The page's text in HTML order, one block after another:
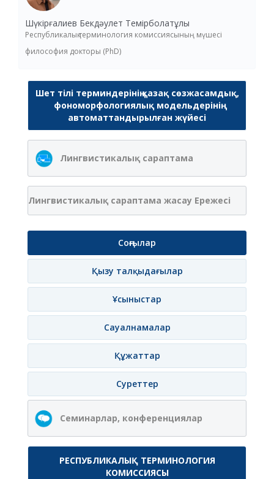
Шүкірғалиев Бекдәулет Темірболатұлы
Республикалық терминология комиссиясының мүшесі
философия докторы (PhD)
Шет тілі терминдерінің қазақ сөзжасамдық,
фономорфологиялық модельдерінің
автоматтандырылған жүйесі
Лингвистикалық сараптама
Лингвистикалық сараптама жасау Ережесі
Соңғылар
Қызу талқыдағылар
Ұсыныстар
Сауалнамалар
Құжаттар
Суреттер
Семинарлар, конференциялар
РЕСПУБЛИКАЛЫҚ ТЕРМИНОЛОГИЯ
КОМИССИЯСЫ